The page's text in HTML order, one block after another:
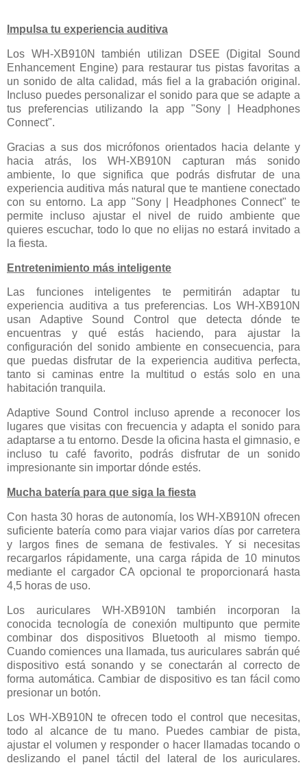
Impulsa tu experiencia auditiva
Los WH-XB910N también utilizan DSEE (Digital Sound
Enhancement Engine) para restaurar tus pistas favoritas a
un sonido de alta calidad, más fiel a la grabación original.
Incluso puedes personalizar el sonido para que se adapte a
tus preferencias utilizando la app "Sony | Headphones
Connect".
Gracias a sus dos micrófonos orientados hacia delante y
hacia atrás, los WH-XB910N capturan más sonido
ambiente, lo que significa que podrás disfrutar de una
experiencia auditiva más natural que te mantiene conectado
con su entorno. La app "Sony | Headphones Connect" te
permite incluso ajustar el nivel de ruido ambiente que
quieres escuchar, todo lo que no elijas no estará invitado a
la fiesta.
Entretenimiento más inteligente
Las funciones inteligentes te permitirán adaptar tu
experiencia auditiva a tus preferencias. Los WH-XB910N
usan Adaptive Sound Control que detecta dónde te
encuentras y qué estás haciendo, para ajustar la
configuración del sonido ambiente en consecuencia, para
que puedas disfrutar de la experiencia auditiva perfecta,
tanto si caminas entre la multitud o estás solo en una
habitación tranquila.
Adaptive Sound Control incluso aprende a reconocer los
lugares que visitas con frecuencia y adapta el sonido para
adaptarse a tu entorno. Desde la oficina hasta el gimnasio, e
incluso tu café favorito, podrás disfrutar de un sonido
impresionante sin importar dónde estés.
Mucha batería para que siga la fiesta
Con hasta 30 horas de autonomía, los WH-XB910N ofrecen
suficiente batería como para viajar varios días por carretera
y largos fines de semana de festivales. Y si necesitas
recargarlos rápidamente, una carga rápida de 10 minutos
mediante el cargador CA opcional te proporcionará hasta
4,5 horas de uso.
Los auriculares WH-XB910N también incorporan la
conocida tecnología de conexión multipunto que permite
combinar dos dispositivos Bluetooth al mismo tiempo.
Cuando comiences una llamada, tus auriculares sabrán qué
dispositivo está sonando y se conectarán al correcto de
forma automática. Cambiar de dispositivo es tan fácil como
presionar un botón.
Los WH-XB910N te ofrecen todo el control que necesitas,
todo al alcance de tu mano. Puedes cambiar de pista,
ajustar el volumen y responder o hacer llamadas tocando o
deslizando el panel táctil del lateral de los auriculares.